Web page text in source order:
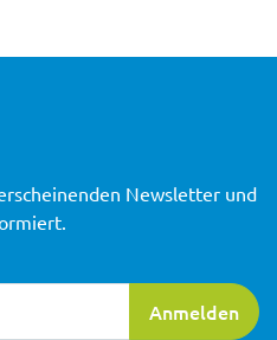
Anmelden
Newsletter und